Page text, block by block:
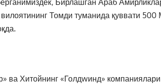
Бирлашган Араб
Томди туманида қуввати 500
ва Хитойнинг «Голдwинд»